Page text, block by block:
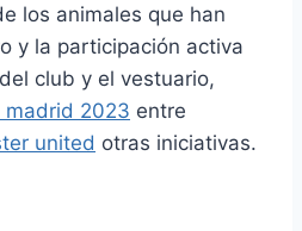
los animales que han
y la participación activa
club y el vestuario,
madrid 2023 entre
united otras iniciativas.